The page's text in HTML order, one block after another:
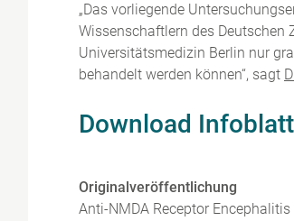
„Das vorliegende
Wissenschaftlern des Deutschen
Universitätsmedizin Berlin nur
behandelt werden können“, sagt
Download Infoblatt
Originalveröffentlichung
Anti-NMDA Receptor